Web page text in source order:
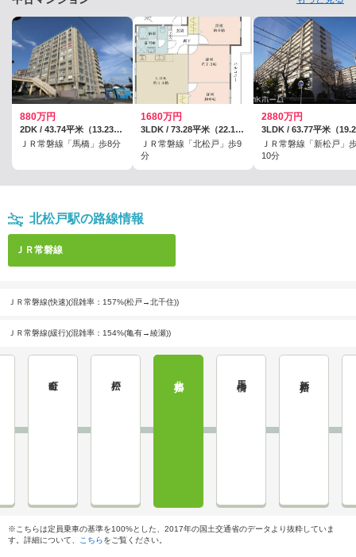
880万円
2DK / 43.74平米（13.23坪）（壁芯）
ＪＲ常磐線「馬橋」歩8分
1680万円
3LDK / 73.28平米（22.16坪）（壁芯）
ＪＲ常磐線「北松戸」歩9
分
2880万円
ＪＲ常磐線「新松戸」
10分
北松戸駅の路線情報
ＪＲ常磐線
ＪＲ常磐線(快速)(混雑率：157%(松戸→北千住))
ＪＲ常磐線(緩行)(混雑率：154%(亀有→綾瀬))
※こちらは定員乗車の基準を100%とした、2017年の国土交通省のデータより抜粋していま
す。詳細について、
こちらをご覧ください。